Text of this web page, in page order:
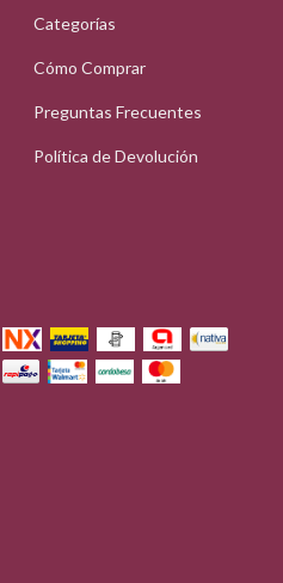
Categorías
Cómo Comprar
Preguntas Frecuentes
Política de Devolución